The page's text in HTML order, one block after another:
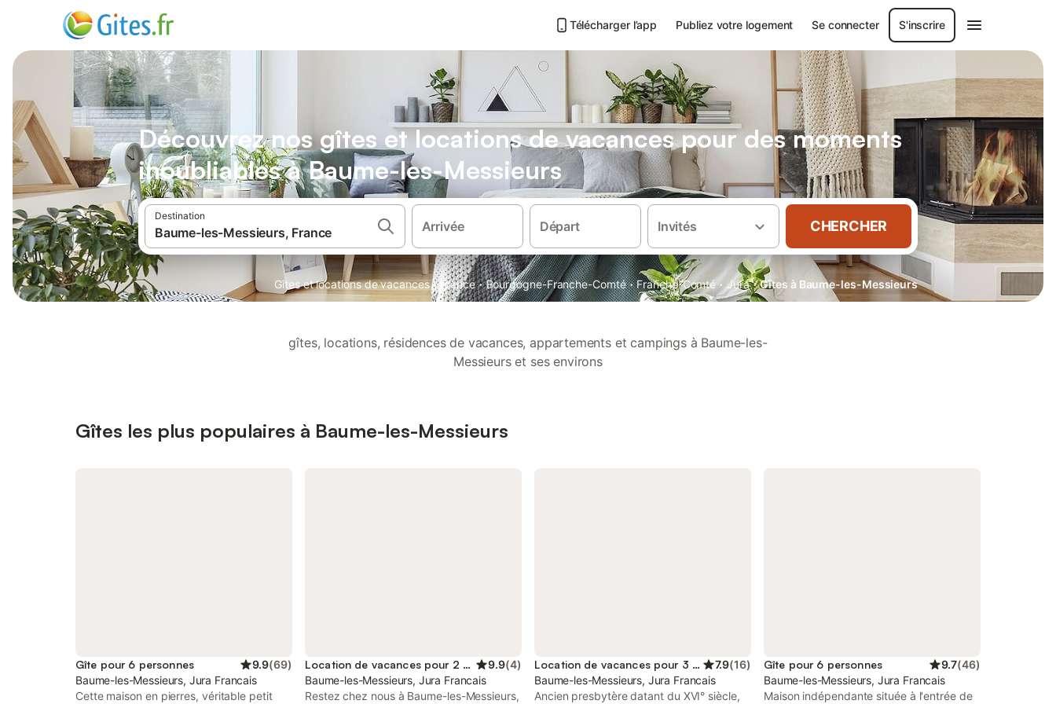
Télécharger l’app Publiez votre logement Se connecter S'inscrire
Découvrez nos gîtes et locations de vacances pour des moments
inoubliables à Baume-les-Messieurs
Destination
Arrivée Départ Invités CHERCHER
Gîtes et locations de vacances · France · Bourgogne-Franche-Comté · Franche-Comté · Jura · Gîtes à Baume-les-Messieurs
gîtes, locations, résidences de vacances, appartements et campings à Baume-les-
Messieurs et ses environs
Gîtes les plus populaires à Baume-les-Messieurs
Gîte pour 6 personnes 9.9(69)
Baume-les-Messieurs, Jura Francais
Cette maison en pierres, véritable petit
Location de vacances pour 2 personnes 9.9(4)
Baume-les-Messieurs, Jura Francais
Restez chez nous à Baume-les-Messieurs,
Location de vacances pour 3 personnes 7.9(16)
Baume-les-Messieurs, Jura Francais
Ancien presbytère datant du XVI° siècle,
Gîte pour 6 personnes 9.7(46)
Baume-les-Messieurs, Jura Francais
Maison indépendante située à l'entrée de